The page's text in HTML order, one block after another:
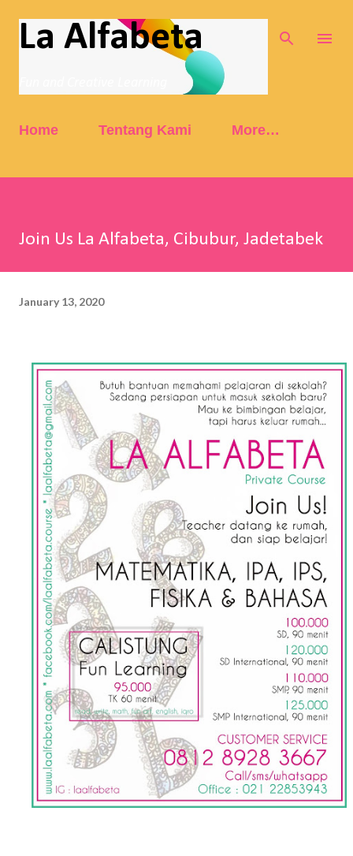
Skip to main content
La Alfabeta
Home Tentang Kami More…
Join Us La Alfabeta, Cibubur, Jadetabek
January 13, 2020